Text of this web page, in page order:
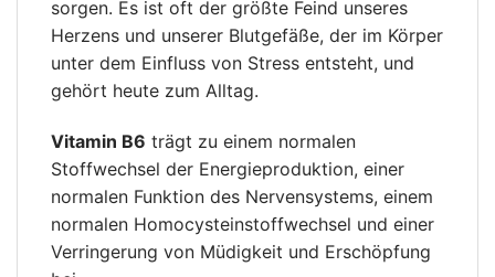
sorgen. Es ist oft der größte Feind unseres
Herzens und unserer Blutgefäße, der im Körper
unter dem Einfluss von Stress entsteht, und
gehört heute zum Alltag.
Vitamin B6 trägt zu einem normalen
Stoffwechsel der Energieproduktion, einer
normalen Funktion des Nervensystems, einem
normalen Homocysteinstoffwechsel und einer
Verringerung von Müdigkeit und Erschöpfung